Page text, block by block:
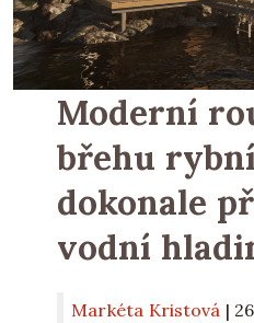
Moderní
břehu
dokonale
vodní
Markéta Kristová |